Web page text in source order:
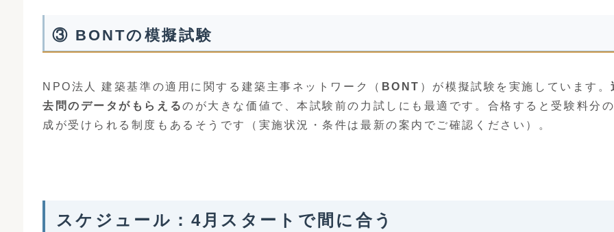
③ BONTの模擬試験
NPO法人 建築基準の適用に関する建築主事ネットワーク（ BONT ）が模擬試験を実施しています。
去問のデータがもらえるのが大きな価値で、本試験前の力試しにも最適です。合格すると受験料分
成が受けられる制度もあるそうです（実施状況・条件は最新の案内でご確認ください）。
スケジュール：4月スタートで間に合う